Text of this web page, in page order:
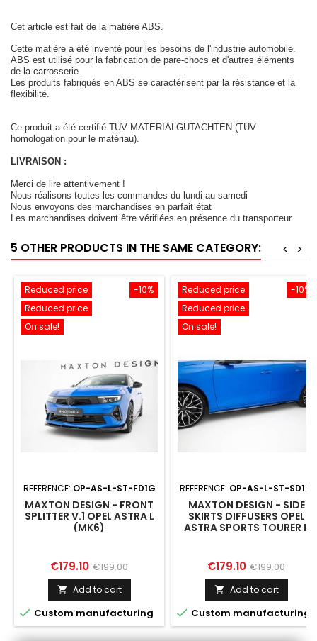
Cet article est fait de la matière ABS.
Cette matière a été inventé pour les besoins de l'industrie automobile.
ABS est utilisé pour la fabrication de pare-chocs et d'autres éléments
de la carrosserie.
Les produits fabriqués en ABS se caractérisent par la résistance et la
flexibilité.
Ce produit a été certifié TUV MATERIALGUTACHTEN (TUV
homologation pour le matériau).
LIVRAISON :
Merci de lire attentivement !
Nous réalisons toutes les commandes du lundi au samedi
Nous envoyons des marchandises en parfait état
Les marchandises doivent être vérifiées en présence du transporteur
5 OTHER PRODUCTS IN THE SAME CATEGORY: >
<
-10%
Reduced price
Reduced price
On sale!
REFERENCE: OP-AS-L-ST-FD1G
MAXTON DESIGN - FRONT
SPLITTER V.1 OPEL ASTRA L
(MK6)
Price
€179.10 Regular
price
€199.00
 Add to cart
 Custom manufacturing
-10%
Reduced price
Reduced price
On sale!
REFERENCE: OP-AS-L-ST-SD1G
MAXTON DESIGN - SIDE
SKIRTS DIFFUSERS OPEL
ASTRA SPORTS TOURER L
Price
€179.10 Regular
price
€199.00
 Add to cart
 Custom manufacturing